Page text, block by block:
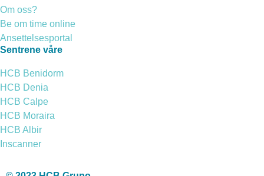
Om oss?
Be om time online
Ansettelsesportal
Sentrene våre
HCB Benidorm
HCB Denia
HCB Calpe
HCB Moraira
HCB Albir
Inscanner